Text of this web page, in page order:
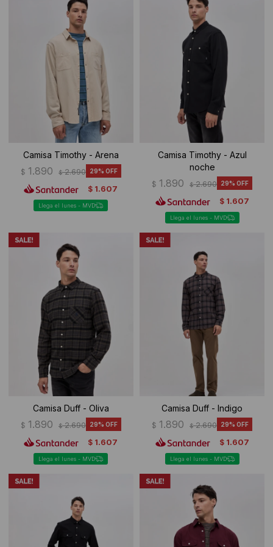
Camisa Timothy - Arena
$ 1.890 $ 2.690 29
$ 1.607
Llega el lunes - MVD
Camisa Timothy - Azul
noche
$ 1.890 $ 2.690 29
$ 1.607
Llega el lunes - MVD
Camisa Duff - Oliva
$ 1.890 $ 2.690 29
$ 1.607
Llega el lunes - MVD
Camisa Duff - Indigo
$ 1.890 $ 2.690 29
$ 1.607
Llega el lunes - MVD
Ropa Interior
Canguros
Camperas
Tejidos
Shorts de baño
Sherpas
Camisas y blusas
Vestidos